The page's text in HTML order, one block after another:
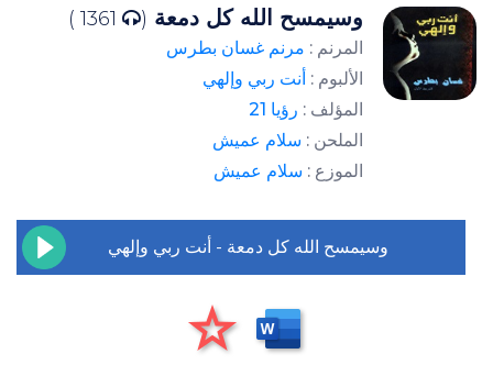
وسيمسح الله كل دمعة (
المرنم : مرنم غسان بطرس
الألبوم : أنت ربي وإلهي
المؤلف : رؤيا 21
الملحن : سلام عميش
الموزع : سلام عميش
وسيمسح الله كل دمعة - أنت ربي وإلهي